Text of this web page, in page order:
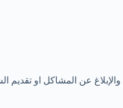
عن المشاكل او تقديم